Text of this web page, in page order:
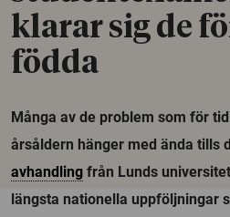
klarar sig de
födda
Många av de problem som för
årsåldern hänger med ända tills
avhandling från Lunds
längsta nationella uppföljningar